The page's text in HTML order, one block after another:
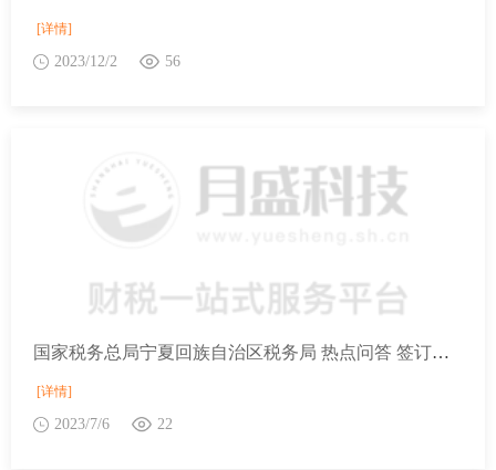
[详情]
2023/12/2 56
国家税务总局宁夏回族自治区税务局 热点问答 签订的技术合同印花税计税依据如何确定?
[详情]
2023/7/6 22